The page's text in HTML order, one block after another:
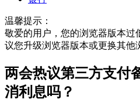
温馨提示：
敬爱的用户，您的浏览器版本过
议您升级浏览器版本或更换其他
两会热议第三方支付
消利息吗？